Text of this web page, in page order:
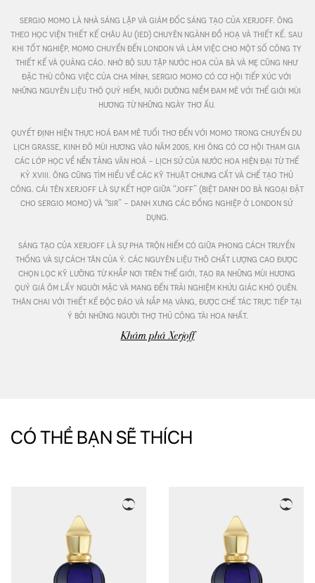
sergio momo là nhà sáng lập và giám đốc sáng tạo của xerjoff. ông
theo học viện thiết kế châu âu (ied) chuyên ngành đồ hoạ và thiết kế. sau
khi tốt nghiệp, momo chuyển đến london và làm việc cho một số công ty
thiết kế và quảng cáo. nhờ bộ sưu tập nước hoa của bà và mẹ cũng như
đặc thù công việc của cha mình, sergio momo có cơ hội tiếp xúc với
những nguyên liệu thô quý hiếm, nuôi dưỡng niềm đam mê với thế giới mùi
hương từ những ngày thơ ấu.
quyết định hiện thực hoá đam mê tuổi thơ đến với momo trong chuyến du
lịch grasse, kinh đô mùi hương vào năm 2005, khi ông có cơ hội tham gia
các lớp học về nền tảng văn hoá - lịch sử của nước hoa hiện đại từ thế
kỷ xviii. ông cũng tìm hiểu về các kỹ thuật chưng cất và chế tạo thủ
công. cái tên xerjoff là sự kết hợp giữa “joff” (biệt danh do bà ngoại đặt
cho sergio momo) và “sir” - danh xưng các đồng nghiệp ở london sử
dụng.
sáng tạo của xerjoff là sự pha trộn hiếm có giữa phong cách truyền
thống và sự cách tân của ý. các nguyên liệu thô chất lượng cao được
chọn lọc kỹ lưỡng từ khắp nơi trên thế giới, tạo ra những mùi hương
quý giá ôm lấy nguời mặc và mang đến trải nghiệm khứu giác khó quên.
thân chai với thiết kế độc đáo và nắp mạ vàng, được chế tác trực tiếp tại
ý bởi những người thợ thủ công tài hoa nhất.
Khám phá Xerjoff
CÓ THỂ BẠN SẼ THÍCH